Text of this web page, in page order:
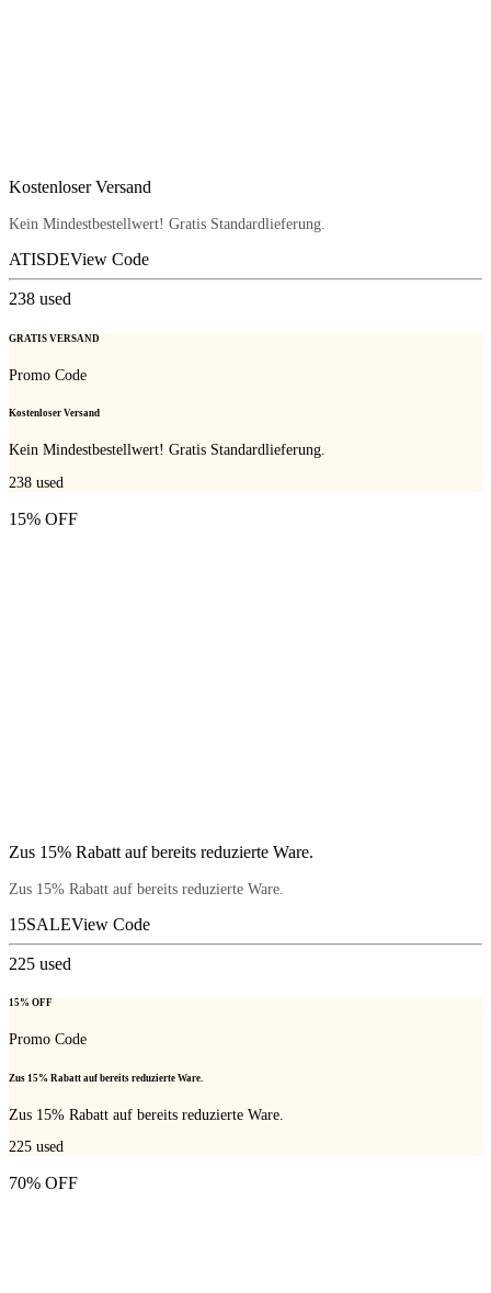
Kostenloser Versand
Kein Mindestbestellwert! Gratis Standardlieferung.
ATISDEView Code
238 used
GRATIS VERSAND
Promo Code
Kostenloser Versand
Kein Mindestbestellwert! Gratis Standardlieferung.
238 used
15% OFF
Zus 15% Rabatt auf bereits reduzierte Ware.
Zus 15% Rabatt auf bereits reduzierte Ware.
15SALEView Code
225 used
15% OFF
Promo Code
Zus 15% Rabatt auf bereits reduzierte Ware.
Zus 15% Rabatt auf bereits reduzierte Ware.
225 used
70% OFF